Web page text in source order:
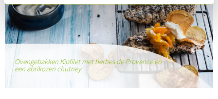
Ovengebakken Kipfilet met herbes de Provence en
een abrikozen chutney